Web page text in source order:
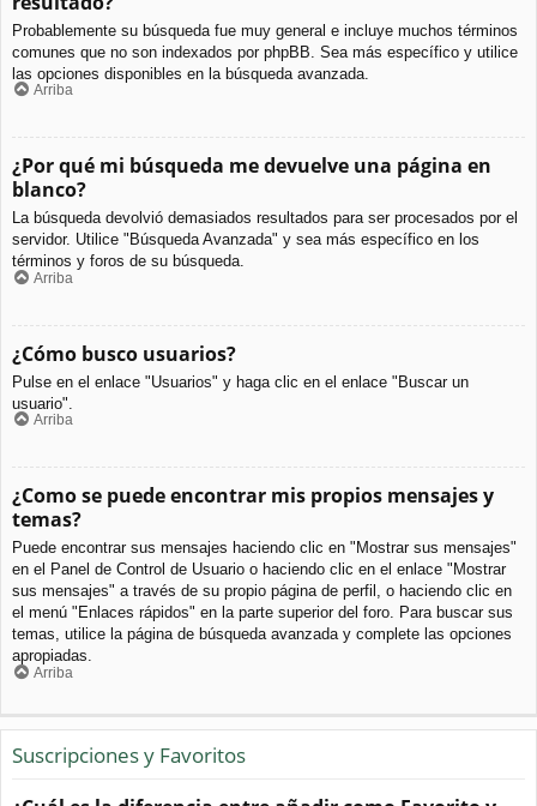
Probablemente su búsqueda fue muy general e incluye muchos términos
comunes que no son indexados por phpBB. Sea más específico y utilice
las opciones disponibles en la búsqueda avanzada.
Arriba
¿Por qué mi búsqueda me devuelve una página en
blanco?
La búsqueda devolvió demasiados resultados para ser procesados por el
servidor. Utilice "Búsqueda Avanzada" y sea más específico en los
términos y foros de su búsqueda.
Arriba
¿Cómo busco usuarios?
Pulse en el enlace "Usuarios" y haga clic en el enlace "Buscar un
usuario".
Arriba
¿Como se puede encontrar mis propios mensajes y
temas?
Puede encontrar sus mensajes haciendo clic en "Mostrar sus mensajes"
en el Panel de Control de Usuario o haciendo clic en el enlace "Mostrar
sus mensajes" a través de su propio página de perfil, o haciendo clic en
el menú "Enlaces rápidos" en la parte superior del foro. Para buscar sus
temas, utilice la página de búsqueda avanzada y complete las opciones
apropiadas.
Arriba
Suscripciones y Favoritos